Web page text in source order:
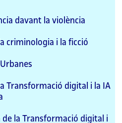
davant la violència
criminologia i la ficció
Transformació digital i la IA
de la Transformació digital i